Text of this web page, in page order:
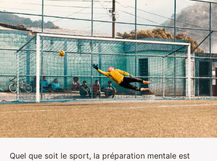
Quel que soit le sport, la préparation mentale est